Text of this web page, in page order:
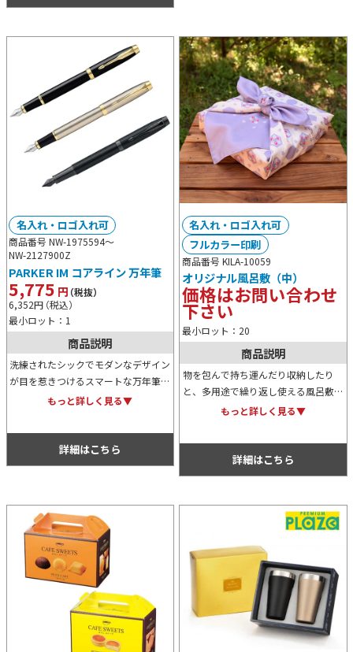
商品番号 NW-1975594～
NW-2127900Z
PARKER IM コアライン 万年筆
5,775 円（税抜）
6,352円（税込）
最小ロット：1
名入れ・ロゴ入れ可
商品説明
洗練されたシックでモダンなデザイン
が目を惹きつけるスマートな万年筆。
カラーは3色展開。オリジナル名入れ
としてもおすすめ。
もっと詳しく見る▼
詳細はこちら
商品番号 KILA-10059
オリジナル風呂敷（中）
価格はお問い合わせ
下さい
最小ロット：20
名入れ・ロゴ入れ可
フルカラー印刷
商品説明
物を包んで持ち運んだり収納したり
と、多用途で繰り返し使える風呂敷
は、環境に優しいエコアイテムとして
すれば、ノベルティにも物販品にも活
用できます。
もっと詳しく見る▼
詳細はこちら